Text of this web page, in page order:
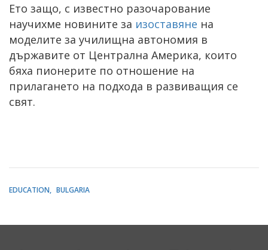
Ето защо, с известно разочарование
научихме новините за изоставяне на
моделите за училищна автономия в
държавите от Централна Америка, които
бяха пионерите по отношение на
прилагането на подхода в развиващия се
свят.
EDUCATION BULGARIA